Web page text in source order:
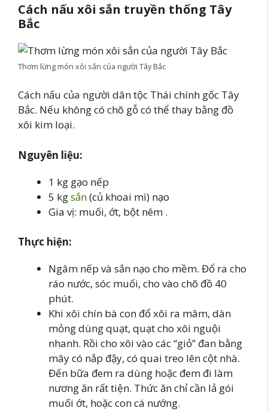
Cách nấu xôi sắn truyền thống Tây
Bắc
Thơm lừng món xôi sắn của người Tây Bắc
Cách nấu của người dân tộc Thái chính gốc Tây
Bắc. Nếu không có chõ gỗ có thể thay bằng đồ
xôi kim loại.
Nguyên liệu:
1 kg gạo nếp
5 kgsắn(củ khoai mì) nạo
Gia vị: muối, ớt, bột nêm .
Thực hiện:
Ngâm nếp và sắn nạo cho mềm. Đổ ra cho
ráo nước, sóc muối, cho vào chõ đồ 40
phút.
Khi xôi chín bà con đổ xôi ra mâm, dàn
mỏng dùng quạt, quạt cho xôi nguội
nhanh. Rồi cho xôi vào các “giỏ” đan bằng
mây có nắp đậy, có quai treo lên cột nhà.
Đến bữa đem ra dùng hoặc đem đi làm
nương ăn rất tiện. Thức ăn chỉ cần lả gói
muối ớt, hoặc con cá nướng.